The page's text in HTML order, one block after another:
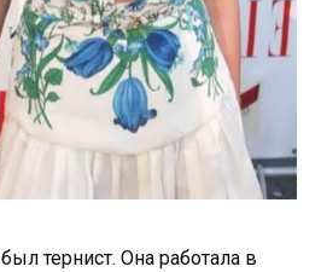
тернист. Она работала в